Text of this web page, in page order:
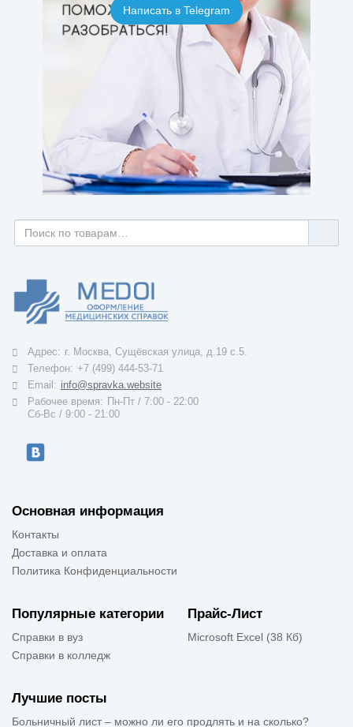
Написать в Telegram
Адрес: г. Москва, Сущёвская улица, д.19 с.5.
Телефон: +7 (499) 444-53-71
Email: info@spravka.website
Рабочее время: Пн-Пт / 7:00 - 22:00
Cб-Вс / 9:00 - 21:00
Основная информация
Контакты
Доставка и оплата
Политика Конфиденциальности
Популярные категории
Справки в вуз
Справки в колледж
Прайс-Лист
Microsoft Excel (38 Кб)
Лучшие посты
Больничный лист – можно ли его продлять и на сколько?